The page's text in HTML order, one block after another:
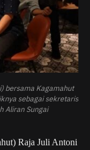
bersama Kagamahut
sebagai sekretaris
Aliran Sungai
Raja Juli Antoni